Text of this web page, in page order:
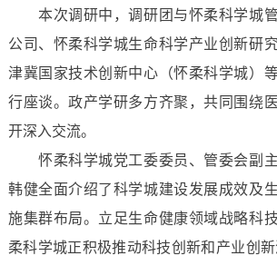
本次调研中，调研团与怀柔科学城管
公司、怀柔科学城生命科学产业创新研
津冀国家技术创新中心（怀柔科学城）
行座谈。政产学研多方齐聚，共同围绕
开深入交流。
怀柔科学城党工委委员、管委会副主
韩健全面介绍了科学城建设发展成效及
施集群布局。立足生命健康领域战略科
柔科学城正积极推动科技创新和产业创